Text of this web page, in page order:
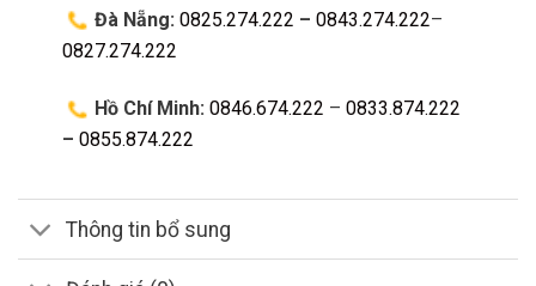
Đà Nẵng: 0825.274.222 – 0843.274.222–
0827.274.222
Hồ Chí Minh: 0846.674.222 – 0833.874.222
– 0855.874.222
Thông tin bổ sung